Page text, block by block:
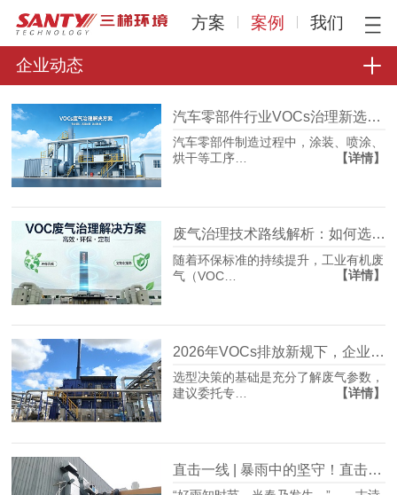
方案 案例 我们
企业动态
汽车零部件行业VOCs治理新选择：沸石转轮+RTO组合工艺的工程实践
汽车零部件制造过程中，涂装、喷涂、
烘干等工序…
【详情】
废气治理技术路线解析：如何选择适合工况的VOCs净化方案
随着环保标准的持续提升，工业有机废
气（VOC…
【详情】
2026年VOCs排放新规下，企业如何科学选择废气处理设备？
选型决策的基础是充分了解废气参数，
建议委托专…
【详情】
直击一线 | 暴雨中的坚守！直击三梯环境VOCs治理项目安装现场